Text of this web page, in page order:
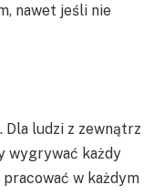
nawet jeśli nie
Dla ludzi z zewnątrz
wygrywać każdy
w każdym